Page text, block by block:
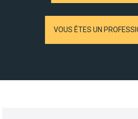
VOUS ÊTES UN